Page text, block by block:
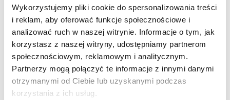
Wykorzystujemy pliki cookie do spersonalizowania treści
i reklam, aby oferować funkcje społecznościowe i
analizować ruch w naszej witrynie. Informacje o tym, jak
korzystasz z naszej witryny, udostępniamy partnerom
społecznościowym, reklamowym i analitycznym.
Partnerzy mogą połączyć te informacje z innymi danymi
otrzymanymi od Ciebie lub uzyskanymi podczas
korzystania z ich usług.
TREŚĆ WIADOMOŚCI*